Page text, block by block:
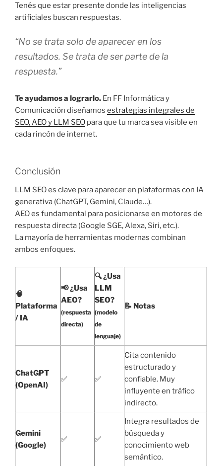
Tenés que estar presente donde las inteligencias
artificiales buscan respuestas.
“No se trata solo de aparecer en los
resultados. Se trata de ser parte de la
respuesta.”
Te ayudamos a lograrlo. En FF Informática y
Comunicación diseñamos estrategias integrales de
SEO, AEO y LLM SEO para que tu marca sea visible en
cada rincón de internet.
Conclusión
LLM SEO es clave para aparecer en plataformas con IA
generativa (ChatGPT, Gemini, Claude…).
AEO es fundamental para posicionarse en motores de
respuesta directa (Google SGE, Alexa, Siri, etc.).
La mayoría de herramientas modernas combinan
ambos enfoques.
🧠
Plataforma
/ IA
📢 ¿Usa
AEO?
(respuesta
directa)
🔍 ¿Usa
LLM
SEO?
(modelo
de
lenguaje)
📝 Notas
ChatGPT
(OpenAI)
✅ ✅
Cita contenido
estructurado y
confiable. Muy
influyente en tráfico
indirecto.
Gemini
(Google)
✅ ✅
Integra resultados de
búsqueda y
conocimiento web
semántico.